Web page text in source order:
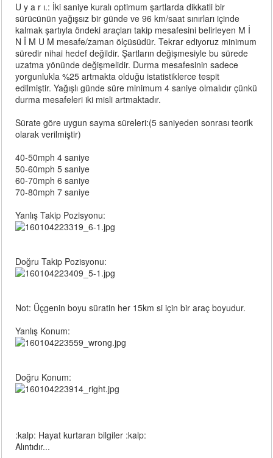
U y a r ı.: İki saniye kuralı optimum şartlarda dikkatli bir
sürücünün yağışsız bir günde ve 96 km/saat sınırları içinde
kalmak şartıyla öndeki araçları takip mesafesini belirleyen M İ
N İ M U M mesafe/zaman ölçüsüdür. Tekrar ediyoruz minimum
süredir nihai hedef değildir. Şartların değişmesiyle bu sürede
uzatma yönünde değişmelidir. Durma mesafesinin sadece
yorgunlukla %25 artmakta olduğu istatistiklerce tespit
edilmiştir. Yağışlı günde süre minimum 4 saniye olmalıdır çünkü
durma mesafeleri iki misli artmaktadır.
Sürate göre uygun sayma süreleri:(5 saniyeden sonrası teorik
olarak verilmiştir)
40-50mph 4 saniye
50-60mph 5 saniye
60-70mph 6 saniye
70-80mph 7 saniye
Yanlış Takip Pozisyonu:
Doğru Takip Pozisyonu:
Not: Üçgenin boyu süratin her 15km si için bir araç boyudur.
Yanlış Konum:
Doğru Konum:
:kalp: Hayat kurtaran bilgiler :kalp:
Alıntıdır...